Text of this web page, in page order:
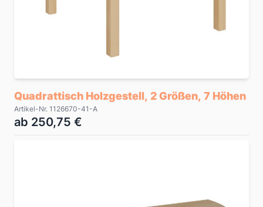
Quadrattisch Holzgestell, 2 Größen, 7 Höhen
Artikel-Nr. 1126670-41-A
ab 250,75 €